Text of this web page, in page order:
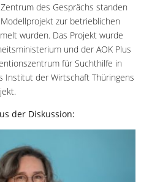
des Gesprächs standen
zur betrieblichen
wurden. Das Projekt wurde
und der AOK Plus
für Suchthilfe in
Institut der Wirtschaft Thüringens
der Diskussion: